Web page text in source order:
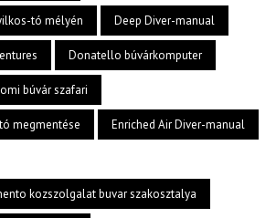
tó mélyén Deep Diver-manual
Donatello búvárkomputer
búvár szafari
megmentése Enriched Air Diver-manual
kozszolgalat buvar szakosztalya